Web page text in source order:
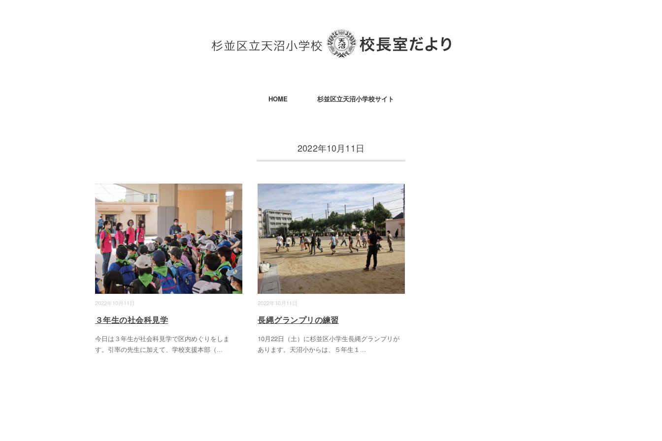
HOME 杉並区立天沼小学校サイト
2022年10月11日
2022年10月11日
３年生の社会科見学
今日は３年生が社会科見学で区内めぐりをしま
す。引率の先生に加えて、学校支援本部（...
2022年10月11日
長縄グランプリの練習
10月22日（土）に杉並区小学生長縄グランプリが
あります。天沼小からは、５年生１ ...